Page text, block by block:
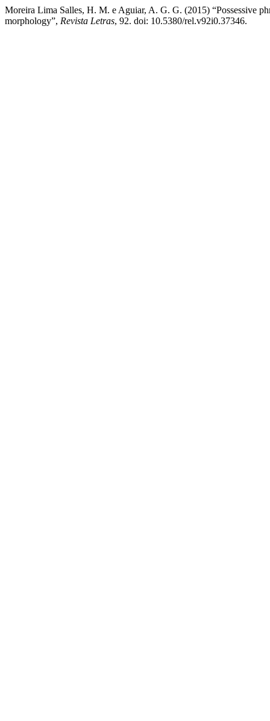
Moreira Lima Salles, H. M. e Aguiar, A. G. G. (2015) “Possessive
morphology”, Revista Letras, 92. doi: 10.5380/rel.v92i0.37346.